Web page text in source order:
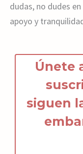
dudas, no dudes
apoyo y
Únete
siguen